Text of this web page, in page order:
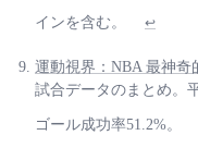
インを含む。 ↩
運動視界：NBA 最神奇
試合データのまとめ。
ゴール成功率51.2%。